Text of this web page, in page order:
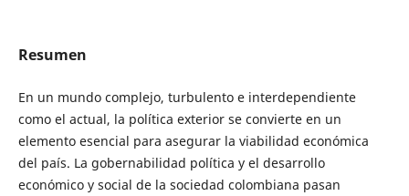
Resumen
En un mundo complejo, turbulento e interdependiente
como el actual, la política exterior se convierte en un
elemento esencial para asegurar la viabilidad económica
del país. La gobernabilidad política y el desarrollo
económico y social de la sociedad colombiana pasan